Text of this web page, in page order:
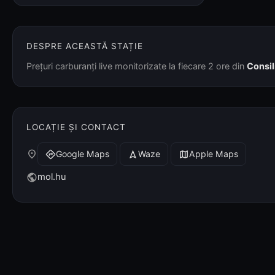
DESPRE ACEASTĂ STAȚIE
Prețuri carburanți live monitorizate la fiecare 2 ore din
LOCAȚIE ȘI CONTACT
place directionsGoogle Maps navigation Waze mapApple Maps
publicmol.hu